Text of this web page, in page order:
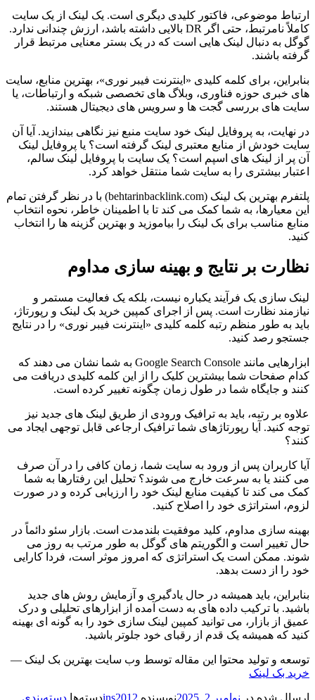
ارتباط موضوعی، فاکتور کلیدی دیگری است. یک لینک از یک سایت
کاملاً نامرتبط، حتی اگر DR بالایی داشته باشد، ارزش چندانی ندارد.
گوگل به دنبال لینک هایی است که در یک بستر معنایی مرتبط قرار
گرفته باشند.
بنابراین، برای کلمه کلیدی «اینترنت فیبر نوری»، بهترین منابع، سایت
های خبری حوزه فناوری، وبلاگ های تخصصی شبکه و ارتباطات، یا
سایت های بررسی گجت ها و سرویس های دیجیتال هستند.
در نهایت، به پروفایل لینک خود سایت منبع نیز نگاهی بیندازید. آیا آن
سایت خودش از منابع معتبری لینک گرفته است؟ یا پروفایل لینک
آن پر از لینک های اسپم است؟ یک سایت با پروفایل لینک سالم،
اعتبار بیشتری را به سایت شما منتقل خواهد کرد.
پلتفرم بهترین بک لینک (behtarinbacklink.com) با در نظر گرفتن تمام
این معیارها، به شما کمک می کند تا با اطمینان خاطر، نحوه انتخاب
منابع مناسب برای بک لینک را بیاموزید و بهترین گزینه ها را انتخاب
کنید.
نظارت بر نتایج و بهینه سازی مداوم
لینک سازی یک فرآیند یکباره نیست، بلکه یک فعالیت مستمر و
نیازمند نظارت است. پس از اجرای کمپین خرید بک لینک و رپورتاژ،
باید به طور منظم رتبه کلمه کلیدی «اینترنت فیبر نوری» را در نتایج
جستجو رصد کنید.
ابزارهایی مانند Google Search Console به شما نشان می دهند که
کدام صفحات شما بیشترین کلیک را از این کلمه کلیدی دریافت می
کنند و جایگاه شما در طول زمان چگونه تغییر کرده است.
علاوه بر رتبه، باید به ترافیک ورودی از طریق لینک های جدید نیز
توجه کنید. آیا رپورتاژهای شما ترافیک ارجاعی قابل توجهی ایجاد می
کنند؟
آیا کاربران پس از ورود به سایت شما، زمان کافی را در آن صرف
می کنند یا به سرعت خارج می شوند؟ تحلیل این رفتارها به شما
کمک می کند تا کیفیت منابع لینک خود را ارزیابی کرده و در صورت
لزوم، استراتژی خود را اصلاح کنید.
بهینه سازی مداوم، کلید موفقیت بلندمدت است. بازار سئو دائماً در
حال تغییر است و الگوریتم های گوگل به طور مرتب به روز می
شوند. ممکن است یک استراتژی که امروز موثر است، فردا کارایی
خود را از دست بدهد.
بنابراین، باید همیشه در حال یادگیری و آزمایش روش های جدید
باشید. با ترکیب داده های به دست آمده از ابزارهای تحلیلی و درک
عمیق از بازار، می توانید کمپین لینک سازی خود را به گونه ای بهینه
کنید که همیشه یک قدم از رقبای خود جلوتر باشید.
توسعه و تولید محتوا این مقاله توسط وب سایت بهترین بک لینک —
خرید بک لینک